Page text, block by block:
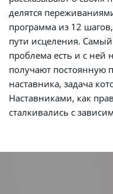
делятся
программа из 12
пути исцеления.
проблема есть и с ней
получают постоянную
наставника, задача
Наставниками, как
сталкивались с